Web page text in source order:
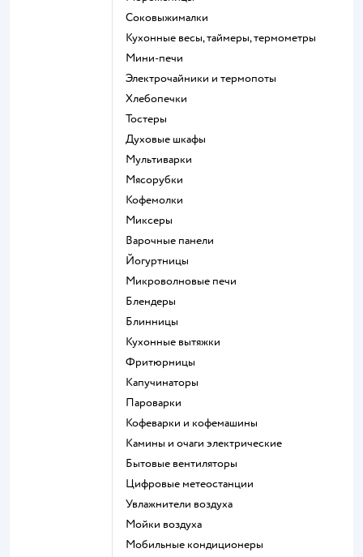
соковыжималки
кухонные весы, таймеры, термометры
мини-печи
электрочайники и термопоты
хлебопечки
тостеры
духовые шкафы
мультиварки
мясорубки
кофемолки
миксеры
варочные панели
йогуртницы
микроволновые печи
блендеры
блинницы
кухонные вытяжки
фритюрницы
капучинаторы
пароварки
кофеварки и кофемашины
камины и очаги электрические
бытовые вентиляторы
цифровые метеостанции
увлажнители воздуха
мойки воздуха
мобильные кондиционеры